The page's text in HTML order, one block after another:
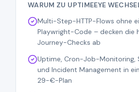
WARUM ZU UPTIMEEYE
Multi-Step-HTTP-Flows ohne
Playwright-Code – decken die
Journey-Checks ab
Uptime, Cron-Job-Monitoring,
und Incident Management in
29-€-Plan